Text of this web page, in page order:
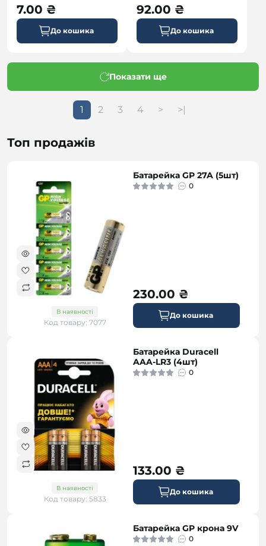
7.00 ₴
До кошика
92.00 ₴
До кошика
Показати ще
1 2 3 4 > >|
Топ продажів
В наявності
Код товару: 7077
Батарейка GP 27A (5шт)
0
230.00 ₴
До кошика
В наявності
Код товару: 5833
Батарейка Duracell
AAA-LR3 (4шт)
0
133.00 ₴
До кошика
Батарейка GP крона 9V
0